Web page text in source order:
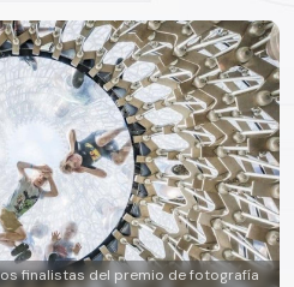
finalistas del premio de fotografía